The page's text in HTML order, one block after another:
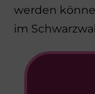
werden
im